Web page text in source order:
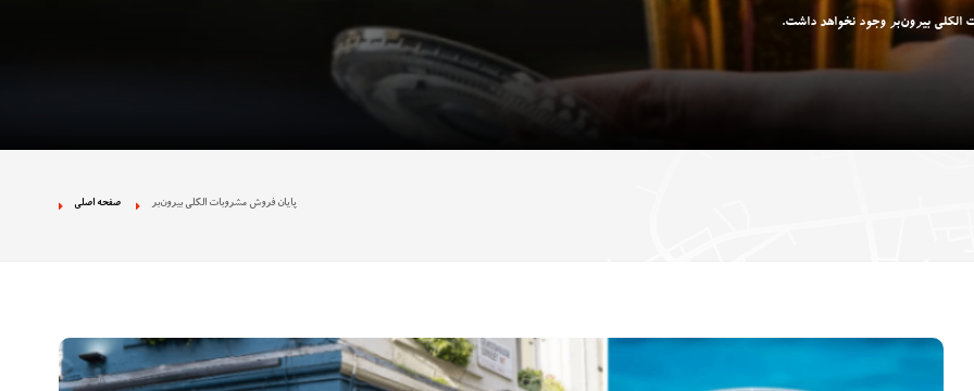
بریتانیا را دارد دستگیری هشت فعال 'Just Stop Oil' در فرودگاه گاتویک پس از
هیو ادواردز، خبرنگار سابق بی‌بی‌سی، به اتهام تهیه تصاویر غیراخلاقی
الکلی بیرون‌بر وجود نخواهد داشت.
صفحه اصلی پایان فروش مشروبات الکلی بیرون‌بر